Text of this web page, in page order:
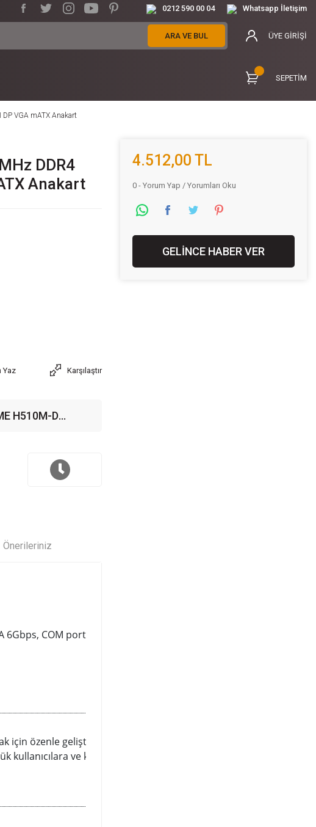
0212 590 00 04 Whatsapp İletişim
ARA VE BUL ÜYE GİRİŞİ
SEPETİM
VGA mATX Anakart
DDR4
Anakart
Yaz Karşılaştır
H510M-D
Önerileriniz
COM port ve RGB başlığına sahip
için özenle geliştirildi. Sağlam güç
ve kendi PC’lerini toplayan
4.512,00 TL
0 - Yorum Yap / Yorumları Oku
GELİNCE HABER VER